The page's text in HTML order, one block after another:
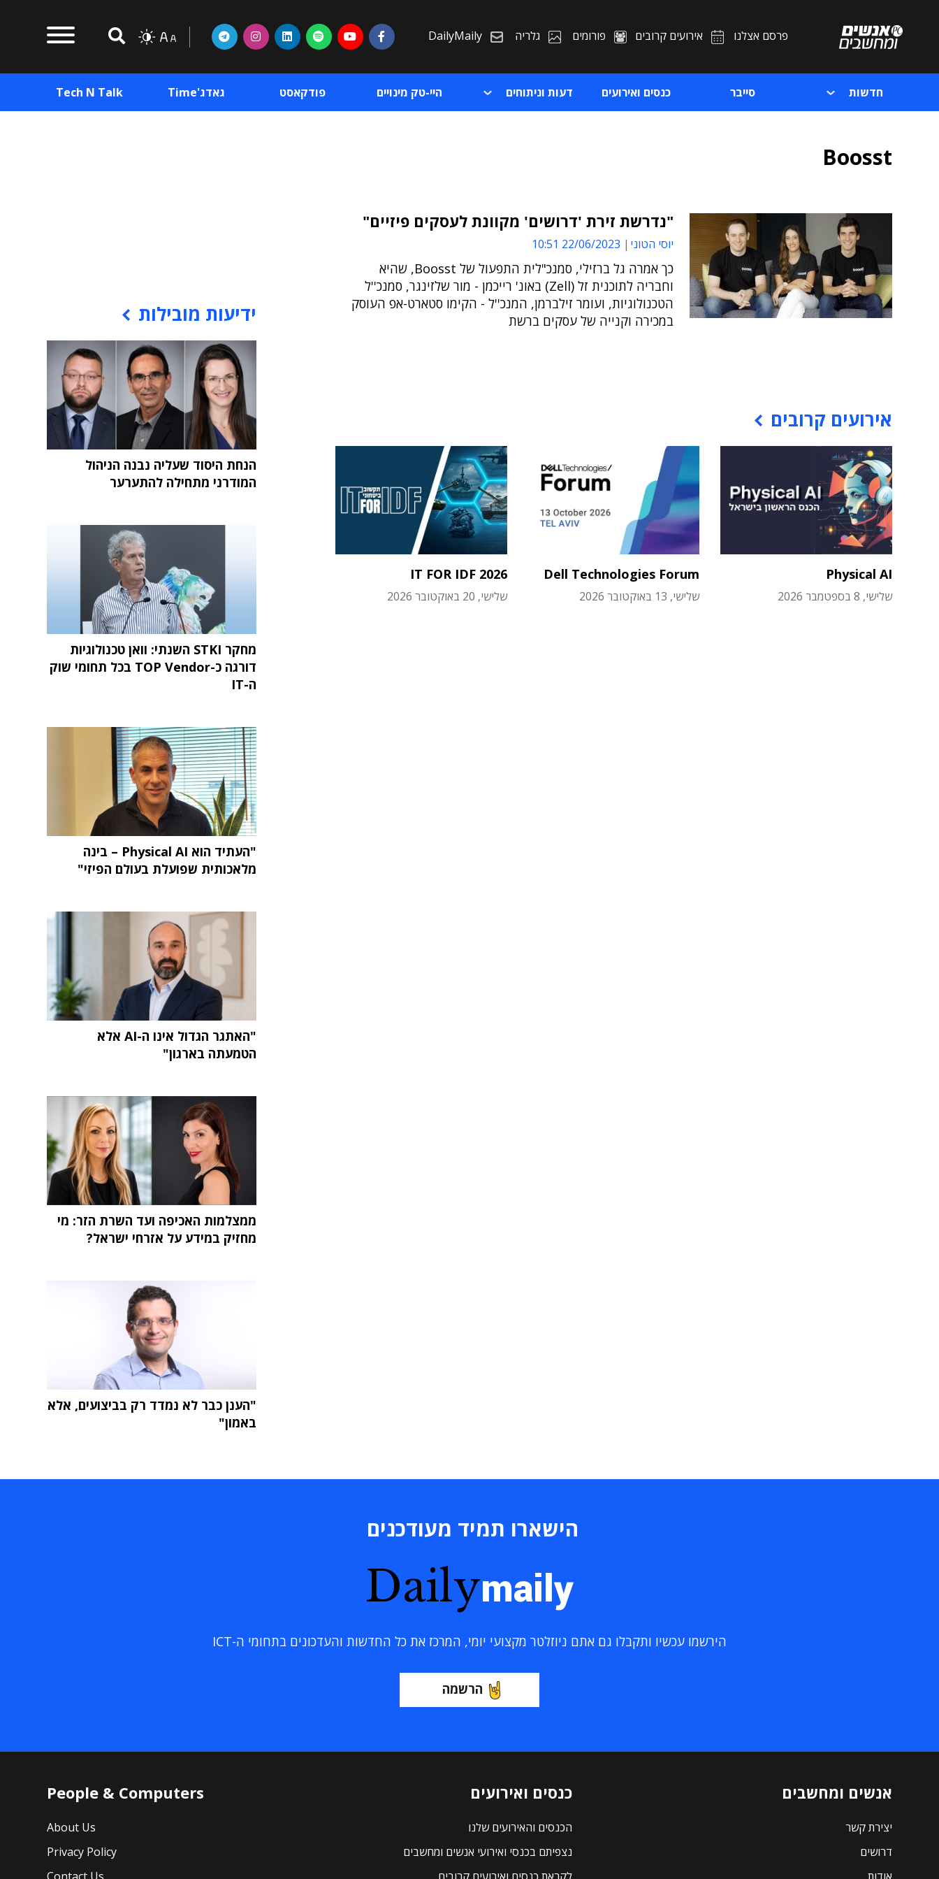
פרסם אצלנו אירועים קרובים פורומים גלריה DailyMaily
חדשות סייבר כנסים ואירועים דעות וניתוחים היי-טק מינויים פודקאסט גאדג'Time Tech N Talk
Boosst
"נדרשת זירת 'דרושים' מקוונת לעסקים פיזיים"
יוסי הטוני 22/06/2023 10:51
כך אמרה גל ברזילי, סמנכ"לית התפעול של Boosst, שהיא
וחבריה לתוכנית זל (Zell) באונ' רייכמן - מור שלזינגר, סמנכ''ל
הטכנולוגיות, ועומר זילברמן, המנכ''ל - הקימו סטארט-אפ העוסק
במכירה וקנייה של עסקים ברשת
אירועים קרובים
Physical AI
שלישי, 8 בספטמבר 2026
Dell Technologies Forum
שלישי, 13 באוקטובר 2026
IT FOR IDF 2026
שלישי, 20 באוקטובר 2026
ידיעות מובילות
הנחת היסוד שעליה נבנה הניהול
המודרני מתחילה להתערער
מחקר STKI השנתי: וואן טכנולוגיות
דורגה כ-TOP Vendor בכל תחומי שוק
ה-IT
"העתיד הוא Physical AI – בינה
מלאכותית שפועלת בעולם הפיזי"
"האתגר הגדול אינו ה-AI אלא
הטמעתה בארגון"
ממצלמות האכיפה ועד השרת הזר: מי
מחזיק במידע על אזרחי ישראל?
"הענן כבר לא נמדד רק בביצועים, אלא
באמון"
הישארו תמיד מעודכנים
Dailymaily
הירשמו עכשיו ותקבלו גם אתם ניוזלטר מקצועי יומי, המרכז את כל החדשות והעדכונים בתחומי ה-ICT
הרשמה
אנשים ומחשבים
יצירת קשר
דרושים
כנסים ואירועים
הכנסים והאירועים שלנו
נצפיתם בכנסי ואירועי אנשים ומחשבים
People & Computers
About Us
Privacy Policy